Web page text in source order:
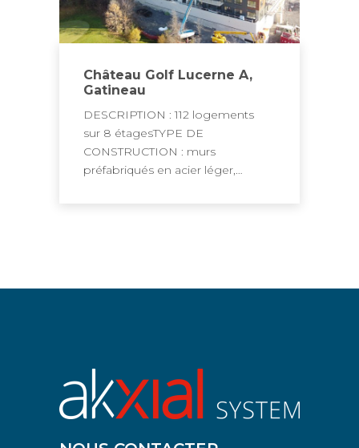
Château Golf Lucerne A,
Gatineau
DESCRIPTION : 112 logements
sur 8 étagesTYPE DE
CONSTRUCTION : murs
préfabriqués en acier léger,…